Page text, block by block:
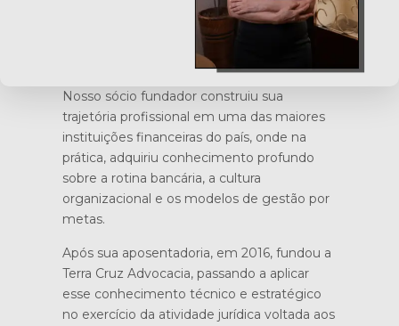
Nosso sócio fundador construiu sua
trajetória profissional em uma das maiores
instituições financeiras do país, onde na
prática, adquiriu conhecimento profundo
sobre a rotina bancária, a cultura
organizacional e os modelos de gestão por
metas.
Após sua aposentadoria, em 2016, fundou a
Terra Cruz Advocacia, passando a aplicar
esse conhecimento técnico e estratégico
no exercício da atividade jurídica voltada aos